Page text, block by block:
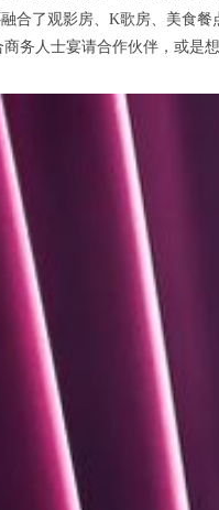
合了观影房、K歌房、美食
务人士宴请合作伙伴，或是